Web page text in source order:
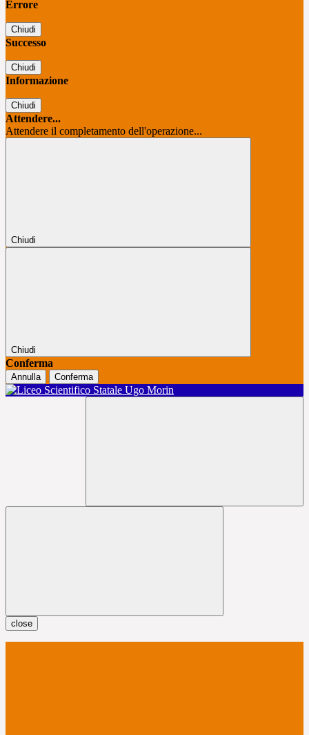
Errore
Chiudi
Successo
Chiudi
Informazione
Chiudi
Attendere...
Attendere il completamento dell'operazione...
Chiudi
Chiudi
Conferma
Annulla Conferma
close